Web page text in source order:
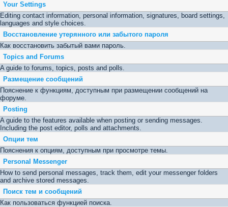
Your Settings
Editing contact information, personal information, signatures, board settings,
languages and style choices.
Восстановление утерянного или забытого пароля
Как восстановить забытый вами пароль.
Topics and Forums
A guide to forums, topics, posts and polls.
Размещение сообщений
Пояснение к функциям, доступным при размещении сообщений на
форуме.
Posting
A guide to the features available when posting or sending messages.
Including the post editor, polls and attachments.
Опции тем
Пояснения к опциям, доступным при просмотре темы.
Personal Messenger
How to send personal messages, track them, edit your messenger folders
and archive stored messages.
Поиск тем и сообщений
Как пользоваться функцией поиска.